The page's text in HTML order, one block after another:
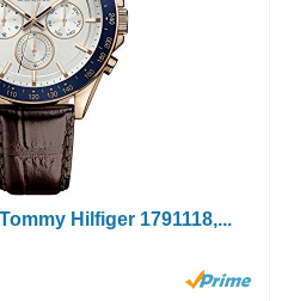
Hilfiger 1791118,...